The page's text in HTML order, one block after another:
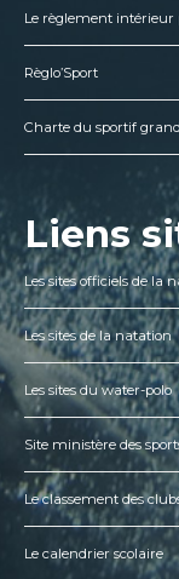
Le règlement intérieur
Règlo’Sport
Charte du sportif
Liens
Les sites officiels de la
Les sites de la natation
Les sites du water-polo
Site ministère des
Le classement des
Le calendrier scolaire